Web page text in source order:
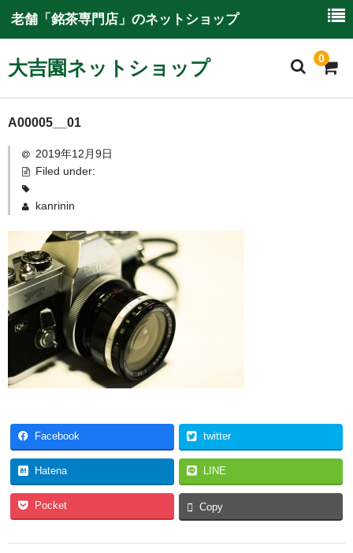
老舗「銘茶専門店」のネットショップ
大吉園ネットショップ 0
ホーム
大吉園ネットショップについて
ご利用ガイド
商品一覧
A00005__01
2019年12月9日
Filed under:
kanrinin
Facebook twitter
Hatena LINE
Pocket Copy